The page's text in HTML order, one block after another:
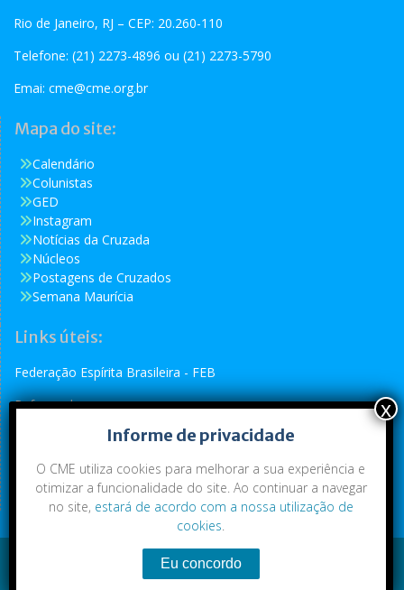
Rio de Janeiro, RJ – CEP: 20.260-110
Telefone: (21) 2273-4896 ou (21) 2273-5790
Emai: cme@cme.org.br
Mapa do site:
Calendário
Colunistas
GED
Instagram
Notícias da Cruzada
Núcleos
Postagens de Cruzados
Semana Maurícia
Links úteis:
Federação Espírita Brasileira - FEB
Reformador
Conselho Espírita Internacional - CEI
Conteúdo exclusivo da CME. Todos os direitos reservados.
Informe de privacidade
O CME utiliza cookies para melhorar a sua experiência e
otimizar a funcionalidade do site. Ao continuar a navegar
no site, estará de acordo com a nossa utilização de
cookies.